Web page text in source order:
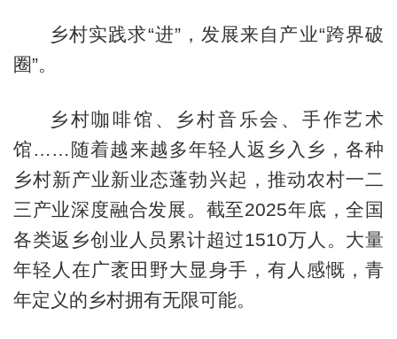
乡村实践求“进”，发展来自产业“跨界破
圈”。
乡村咖啡馆、乡村音乐会、手作艺术
馆……随着越来越多年轻人返乡入乡，各种
乡村新产业新业态蓬勃兴起，推动农村一二
三产业深度融合发展。截至2025年底，全国
各类返乡创业人员累计超过1510万人。大量
年轻人在广袤田野大显身手，有人感慨，青
年定义的乡村拥有无限可能。